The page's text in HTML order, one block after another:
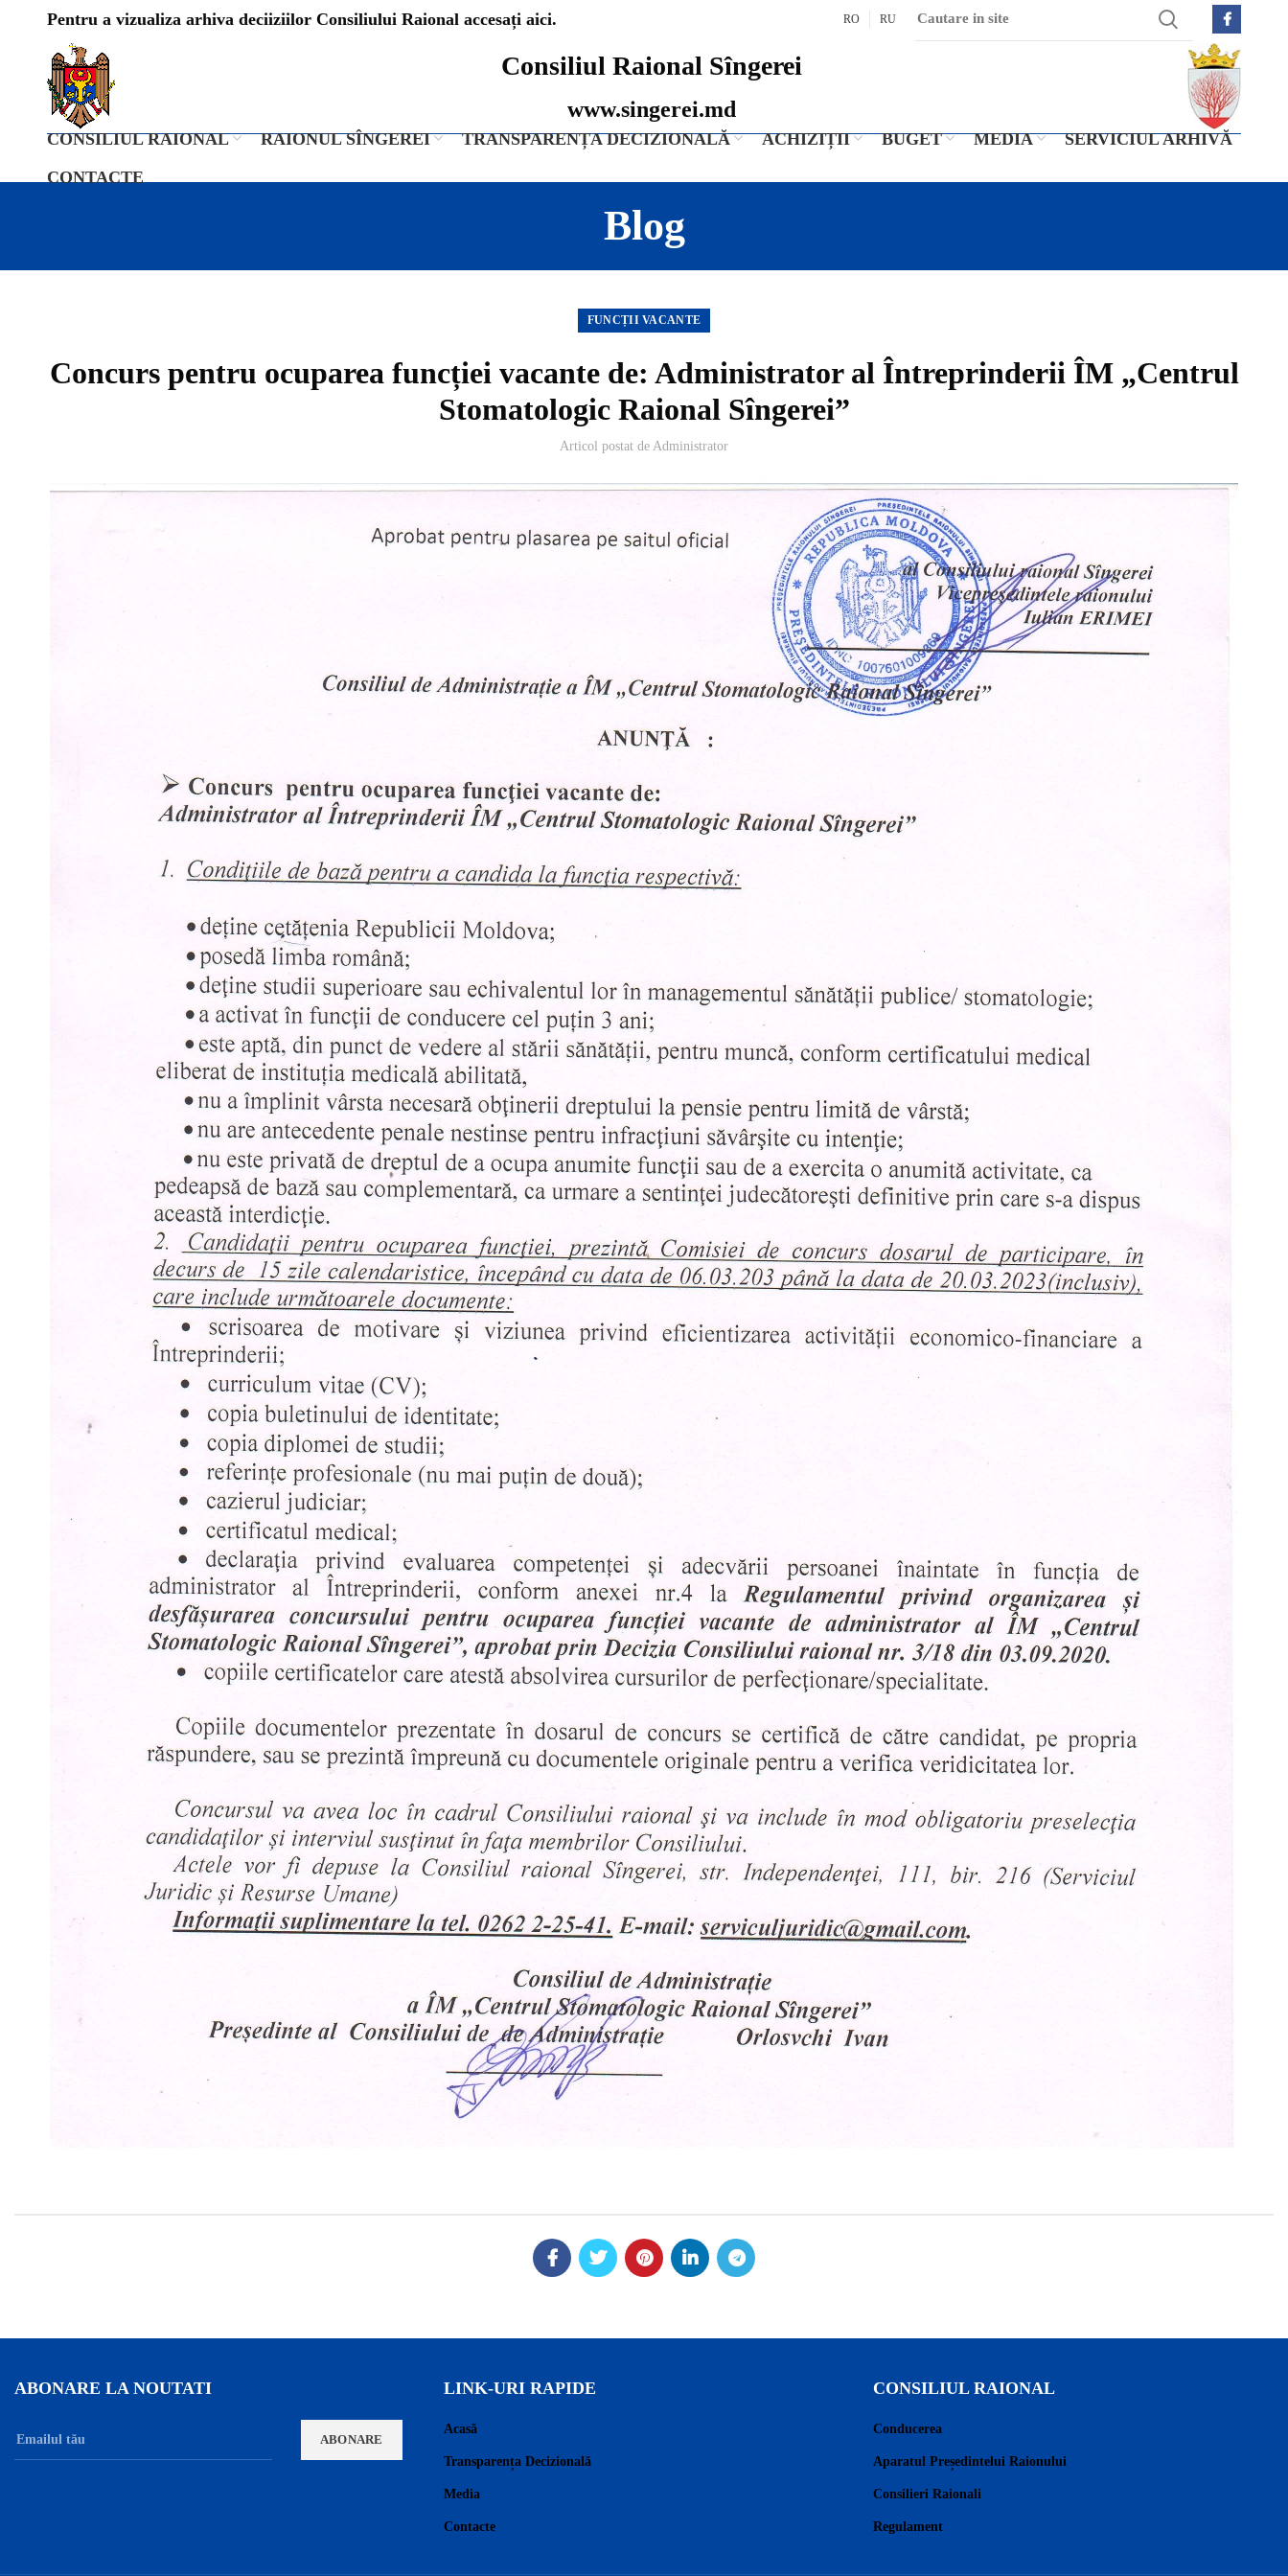
Pentru a vizualiza arhiva deciiziilor Consiliului Raional accesați aici. RO RU
Consiliul Raional Sîngerei
www.singerei.md
CONSILIUL RAIONAL RAIONUL SÎNGEREI TRANSPARENȚA DECIZIONALĂ ACHIZIȚII BUGET MEDIA
SERVICIUL ARHIVĂ
CONTACTE
Blog
FUNCȚII VACANTE
Concurs pentru ocuparea funcției vacante de: Administrator al Întreprinderii ÎM „Centrul
Stomatologic Raional Sîngerei”
Articol postat de Administrator
ABONARE LA NOUTATI LINK-URI RAPIDE
Acasă
Transparența Decizională
Media
Contacte
CONSILIUL RAIONAL
Conducerea
Aparatul Președintelui Raionului
Consilieri Raionali
Regulament